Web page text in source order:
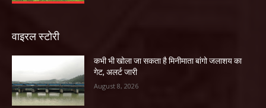
वाइरल स्टोरी
कभी भी खोला जा सकता है मिनीमाता बांगो जलाशय का
गेट, अलर्ट जारी
August 8, 2026